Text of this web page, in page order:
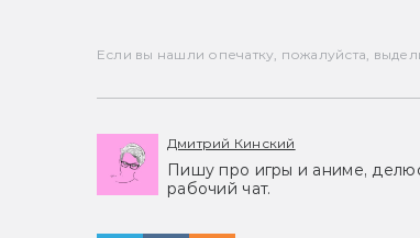
Если вы нашли опечатку, пожалуйста,
Дмитрий Кинский
Пишу про игры и аниме,
рабочий чат.